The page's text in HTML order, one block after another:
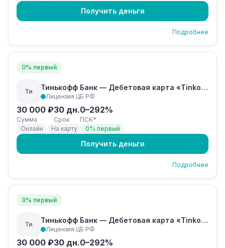
Получить деньги
Подробнее
0% первый
Ти Тинькофф Банк — Дебетовая карта «Tinkoff Black»
Лицензия ЦБ РФ
30 000 ₽
Сумма
30 дн.
Срок
0–292%
ПСК*
Онлайн
На карту 0% первый
Получить деньги
Подробнее
0% первый
Ти Тинькофф Банк — Дебетовая карта «Tinkoff Junior»
Лицензия ЦБ РФ
30 000 ₽30 дн.0–292%